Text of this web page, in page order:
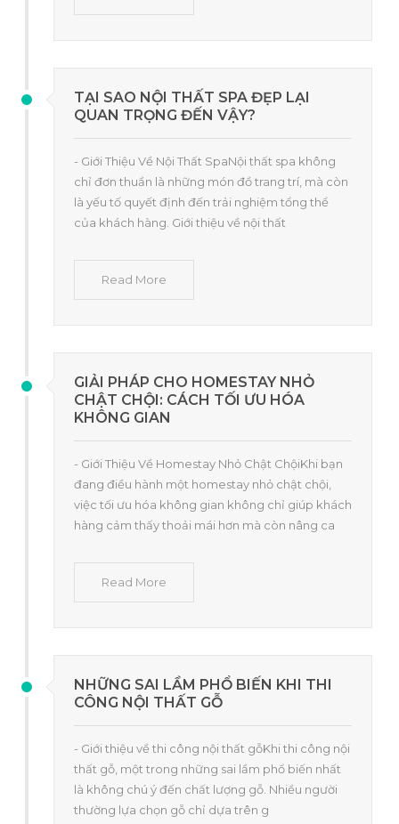
TẠI SAO NỘI THẤT SPA ĐẸP LẠI
QUAN TRỌNG ĐẾN VẬY?
- Giới Thiệu Về Nội Thất SpaNội thất spa không
chỉ đơn thuần là những món đồ trang trí, mà còn
là yếu tố quyết định đến trải nghiệm tổng thể
của khách hàng. Giới thiệu về nội thất
Read More
GIẢI PHÁP CHO HOMESTAY NHỎ
CHẬT CHỘI: CÁCH TỐI ƯU HÓA
KHÔNG GIAN
- Giới Thiệu Về Homestay Nhỏ Chật ChộiKhi bạn
đang điều hành một homestay nhỏ chật chội,
việc tối ưu hóa không gian không chỉ giúp khách
hàng cảm thấy thoải mái hơn mà còn nâng ca
Read More
NHỮNG SAI LẦM PHỔ BIẾN KHI THI
CÔNG NỘI THẤT GỖ
- Giới thiệu về thi công nội thất gỗKhi thi công nội
thất gỗ, một trong những sai lầm phổ biến nhất
là không chú ý đến chất lượng gỗ. Nhiều người
thường lựa chọn gỗ chỉ dựa trên g